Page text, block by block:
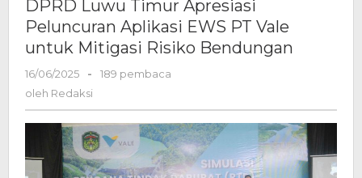
EWS
PT
Vale
Bendungan
DPRD Luwu Timur Apresiasi
Peluncuran Aplikasi EWS PT Vale
untuk Mitigasi Risiko Bendungan
16/06/2025
oleh
Redaksi
-
189 pembaca
oleh Redaksi